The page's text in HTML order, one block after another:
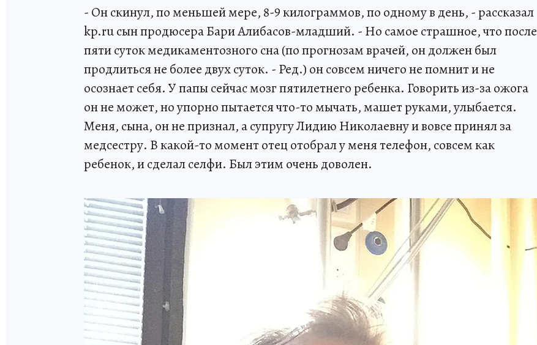
- Он скинул, по меньшей мере, 8-9 килограммов, по одному в день, - рассказал
kp.ru сын продюсера Бари Алибасов-младший. - Но самое страшное, что после
пяти суток медикаментозного сна (по прогнозам врачей, он должен был
продлиться не более двух суток. - Ред.) он совсем ничего не помнит и не
осознает себя. У папы сейчас мозг пятилетнего ребенка. Говорить из-за ожога
он не может, но упорно пытается что-то мычать, машет руками, улыбается.
Меня, сына, он не признал, а супругу Лидию Николаевну и вовсе принял за
медсестру. В какой-то момент отец отобрал у меня телефон, совсем как
ребенок, и сделал селфи. Был этим очень доволен.